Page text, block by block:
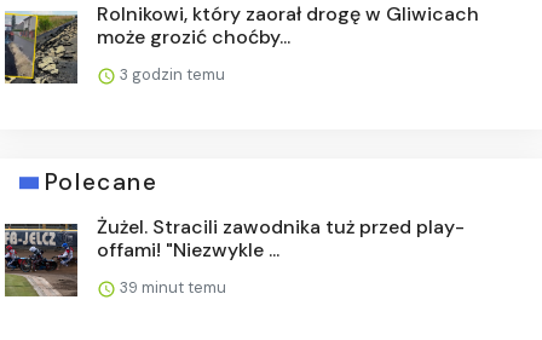
Rolnikowi, który zaorał drogę w Gliwicach
może grozić choćby...
3 godzin temu
Polecane
Żużel. Stracili zawodnika tuż przed play-
offami! "Niezwykle ...
39 minut temu